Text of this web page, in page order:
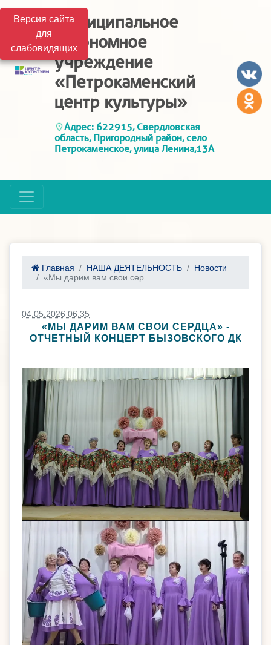
Версия сайта
для
слабовидящих
Муниципальное
автономное
учреждение
«Петрокаменский
центр культуры»
Адрес: 622915, Свердловская
область, Пригородный район, село
Петрокаменское, улица Ленина,13А
Главная НАША ДЕЯТЕЛЬНОСТЬ
Новости
«Мы дарим вам свои сер...
04.05.2026 06:35
«МЫ ДАРИМ ВАМ СВОИ СЕРДЦА» -
ОТЧЕТНЫЙ КОНЦЕРТ БЫЗОВСКОГО ДК